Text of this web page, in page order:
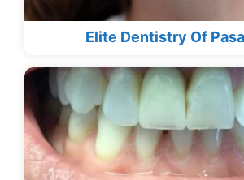
Elite Dentistry Of